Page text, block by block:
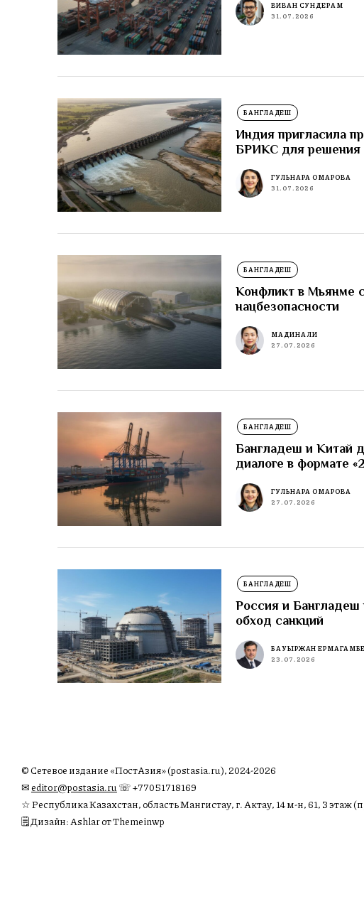
ВИВАН СУНДЕРАМ
31.07.2026
БАНГЛАДЕШ
Индия пригласила
БРИКС для решения
ГУЛЬНАРА ОМАРОВА
31.07.2026
БАНГЛАДЕШ
Конфликт в Мьянме
нацбезопасности
МАДИНА ЛИ
27.07.2026
БАНГЛАДЕШ
Бангладеш и Китай
диалоге в формате
ГУЛЬНАРА ОМАРОВА
27.07.2026
БАНГЛАДЕШ
Россия и Бангладеш
обход санкций
БАУЫРЖАН
23.07.2026
© Сетевое издание «ПостАзия» (postasia.ru), 2024-2026
✉︎editor@postasia.ru ☏ +77051718169
☆ Республика Казахстан, область Мангистау, г. Актау, 14 м-н, 61, 3 этаж
🗒 Дизайн: Ashlar от Themeinwp